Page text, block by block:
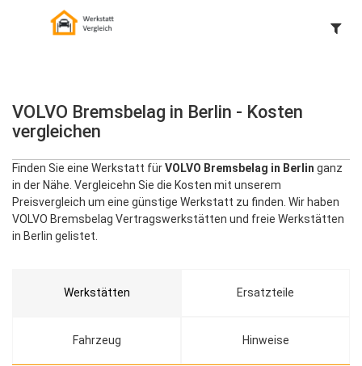
VOLVO Bremsbelag in Berlin - Kosten
vergleichen
Finden Sie eine Werkstatt fürVOLVO Bremsbelag in Berlin ganz
in der Nähe. Vergleicehn Sie die Kosten mit unserem
Preisvergleich um eine günstige Werkstatt zu finden. Wir haben
VOLVO Bremsbelag Vertragswerkstätten und freie Werkstätten
in Berlin gelistet.
Werkstätten Ersatzteile
Fahrzeug Hinweise